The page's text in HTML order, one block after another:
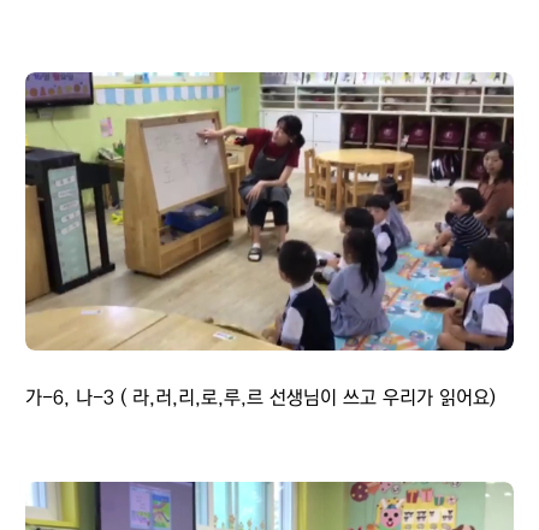
가-6, 나-3 ( 라,러,리,로,루,르 선생님이 쓰고 우리가 읽어요)